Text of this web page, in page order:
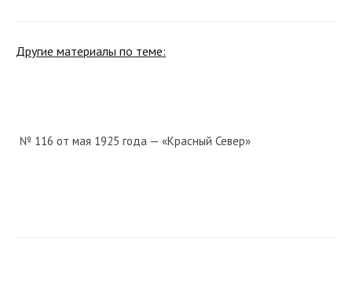
Другие материалы по теме:
№ 116 от мая 1925 года — «Красный Север»